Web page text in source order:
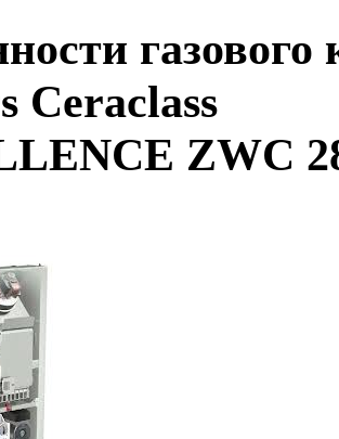
газового
Ceraclass
ZWC